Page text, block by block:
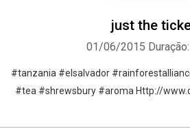
just the
01/06/2015
#tanzania #elsalvador
#tea #shrewsbury #aroma Http://